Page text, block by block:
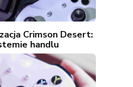
Crimson Desert:
handlu